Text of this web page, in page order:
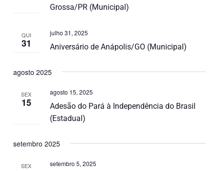
Grossa/PR (Municipal)
QUI
31 Aniversário de Anápolis/GO (Municipal)
julho 31, 2025
agosto 2025
SEX
15
Adesão do Pará à Independência do Brasil
(Estadual)
agosto 15, 2025
setembro 2025
SEX setembro 5, 2025